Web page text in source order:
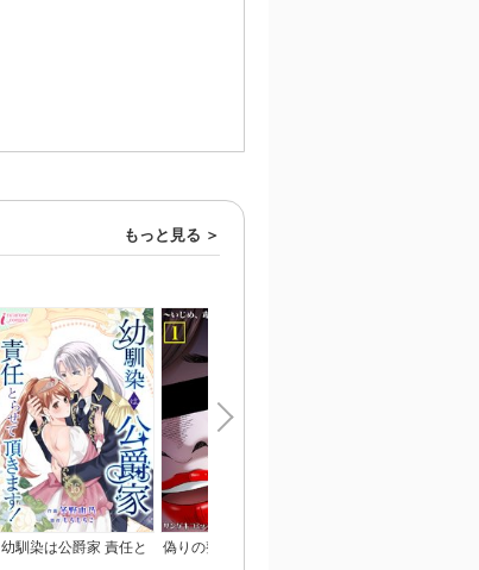
もっと見る
幼馴染は公爵家 責任と
偽りの整形ブス、愛され